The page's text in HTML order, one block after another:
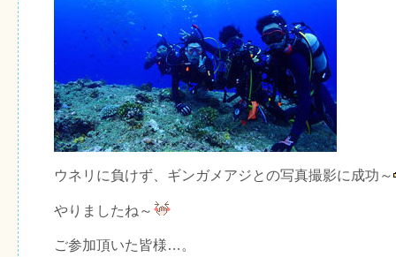
ウネリに負けず、ギンガメアジとの写真撮影に成功～
やりましたね～
ご参加頂いた皆様…。